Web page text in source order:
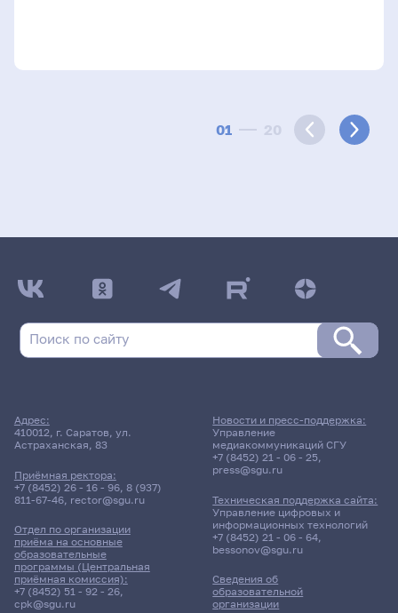
01 20
Адрес:
410012, г. Саратов, ул.
Астраханская, 83
Приёмная ректора:
+7 (8452) 26 - 16 - 96, 8 (937)
811-67-46, rector@sgu.ru
Отдел по организации
приёма на основные
образовательные
программы (Центральная
приёмная комиссия):
+7 (8452) 51 - 92 - 26,
cpk@sgu.ru
Сведения об
образовательной
организации
Новости и пресс-поддержка:
Управление
медиакоммуникаций СГУ
+7 (8452) 21 - 06 - 25,
press@sgu.ru
Техническая поддержка сайта:
Управление цифровых и
информационных технологий
+7 (8452) 21 - 06 - 64,
bessonov@sgu.ru